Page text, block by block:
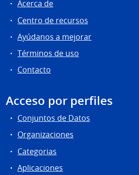
Acerca de
Centro de recursos
Ayúdanos a mejorar
Términos de uso
Contacto
Acceso por perfiles
Conjuntos de Datos
Organizaciones
Categorias
Aplicaciones